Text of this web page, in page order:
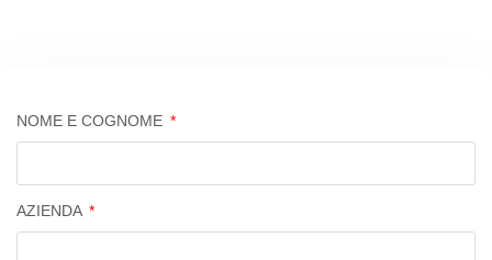
NOME E COGNOME
AZIENDA